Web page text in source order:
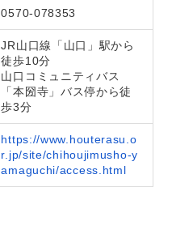
0570-078353
JR山口線「山口」駅から
徒歩10分
山口コミュニティバス
「本圀寺」バス停から徒
歩3分
https://www.houterasu.o
r.jp/site/chihoujimusho-y
amaguchi/access.html